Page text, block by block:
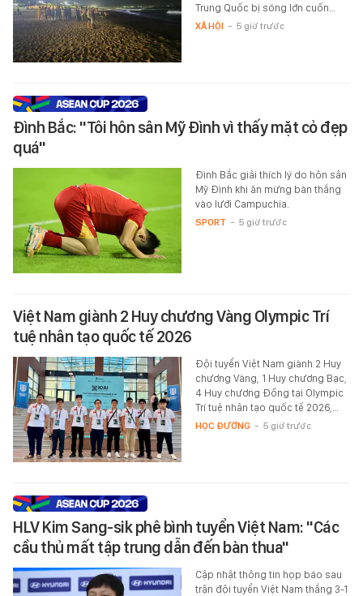
Trung Quốc bị sóng lớn cuốn…
XÃ HỘI - 5 giờ trước
Đình Bắc: "Tôi hôn sân Mỹ Đình vì thấy mặt cỏ đẹp
quá"
Đình Bắc giải thích lý do hôn sân
Mỹ Đình khi ăn mừng bàn thắng
vào lưới Campuchia.
SPORT - 5 giờ trước
Việt Nam giành 2 Huy chương Vàng Olympic Trí
tuệ nhân tạo quốc tế 2026
Đội tuyển Việt Nam giành 2 Huy
chương Vàng, 1 Huy chương Bạc,
4 Huy chương Đồng tại Olympic
Trí tuệ nhân tạo quốc tế 2026,…
HỌC ĐƯỜNG - 5 giờ trước
HLV Kim Sang-sik phê bình tuyển Việt Nam: "Các
cầu thủ mất tập trung dẫn đến bàn thua"
Cập nhật thông tin họp báo sau
trận đội tuyển Việt Nam thắng 3-1